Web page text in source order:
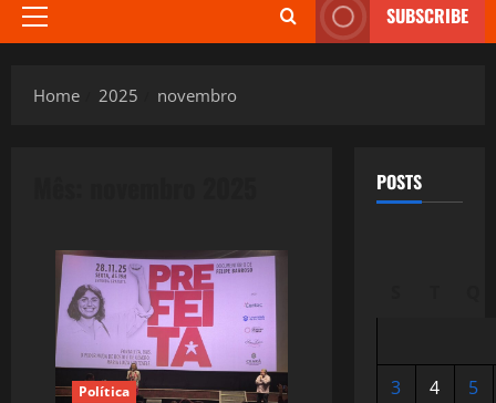
Primary
SUBSCRIBE
Home 2025 novembro
Política
POSTS
3 4
5